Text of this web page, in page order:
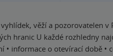
věží a pozorovatelen v
hranic U každé rozhledny
• informace o otevírací době •